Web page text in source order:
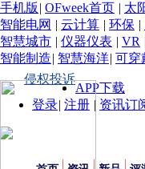
手机版 | OFweek首页 | 太
智能电网 | 云计算 | 环保 |
智慧城市 | 仪器仪表 | VR
智能制造| 智慧海洋| 可穿
侵权投诉
APP下载
登录| 注册 | 资讯订